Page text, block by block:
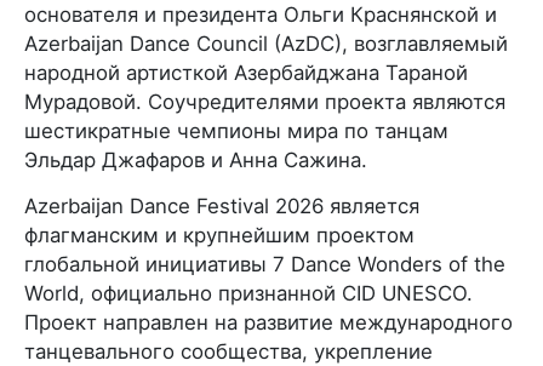
основателя и президента Ольги Краснянской и
Azerbaijan Dance Council (AzDC), возглавляемый
народной артисткой Азербайджана Тараной
Мурадовой. Соучредителями проекта являются
шестикратные чемпионы мира по танцам
Эльдар Джафаров и Анна Сажина.
Azerbaijan Dance Festival 2026 является
флагманским и крупнейшим проектом
глобальной инициативы 7 Dance Wonders of the
World, официально признанной CID UNESCO.
Проект направлен на развитие международного
танцевального сообщества, укрепление